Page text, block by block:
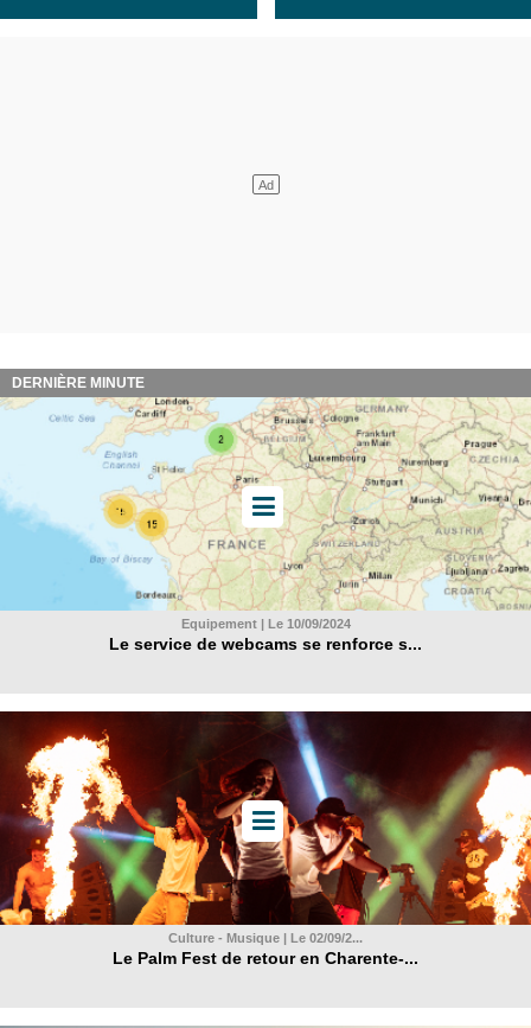
DERNIÈRE MINUTE
Equipement | Le 10/09/2024
Le service de webcams se renforce s...
Culture - Musique | Le 02/09/2...
Le Palm Fest de retour en Charente-...